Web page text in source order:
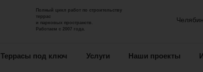
Полный цикл работ по строительству
террас
и парковых пространств.
Работаем с 2007 года.
Террасы под ключ Услуги Наши проекты